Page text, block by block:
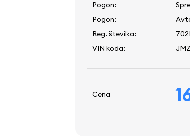
Pogon:
Pogon:
Reg. številka:
VIN koda:
Cena